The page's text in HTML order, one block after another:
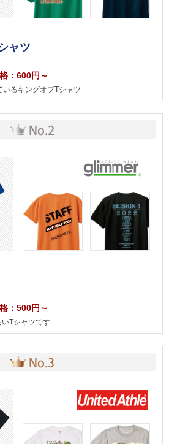
ャツ
：600円～
るキングオブTシャツ
：500円～
Tシャツです